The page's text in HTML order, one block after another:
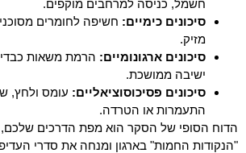
חשמל, כניסה למרחבים מוקפים.
סיכונים כימיים: חשיפה לחומרים
מזיק.
סיכונים ארגונומיים: הרמת משאות
ישיבה ממושכת.
סיכונים פסיכוסוציאליים: עומס ולחץ,
התעמרות או הטרדה.
הדוח הסופי של הסקר הוא מפת הדרכים
"הנקודות החמות" בארגון ומנחה את סדרי